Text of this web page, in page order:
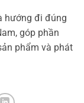
hướng đi đúng
góp phần
phẩm và phát